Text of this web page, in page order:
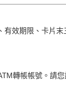
效期限、卡片末
轉帳帳號。請